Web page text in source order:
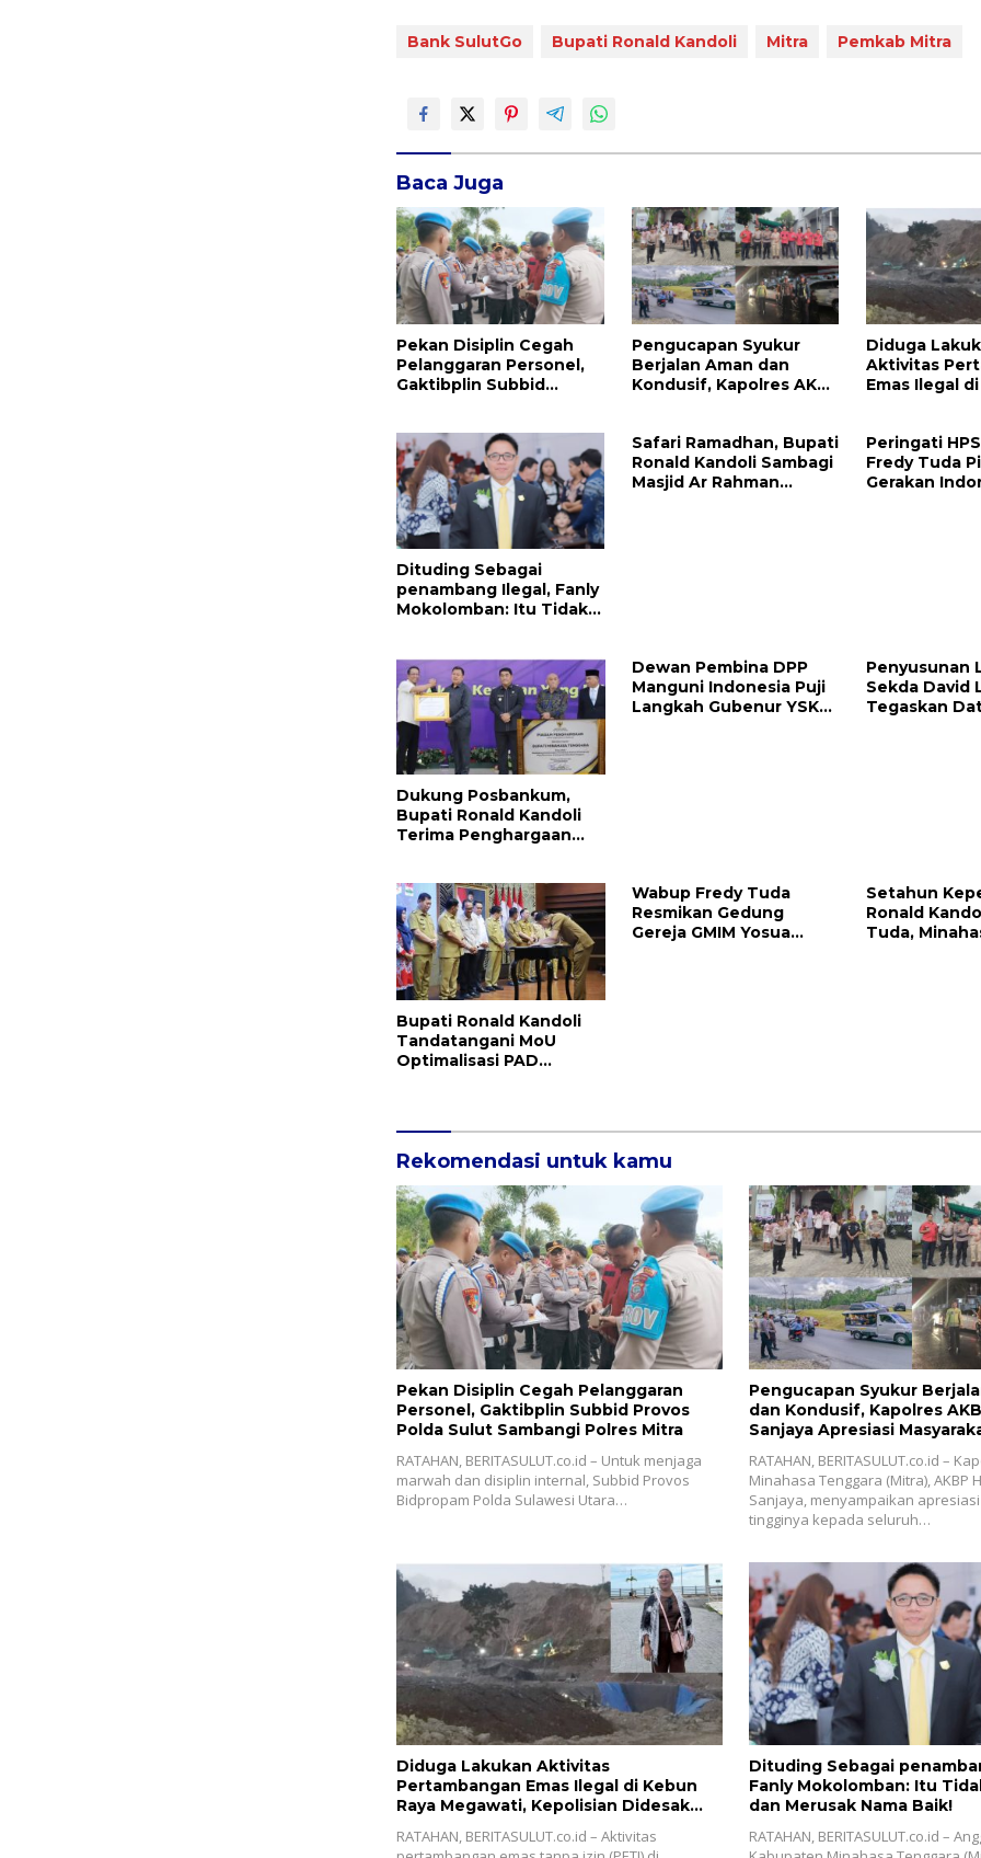
Bank SulutGo Bupati Ronald Kandoli Mitra Pemkab Mitra
Baca Juga
Pekan Disiplin Cegah
Pelanggaran Personel,
Gaktibplin Subbid
Pengucapan Syukur
Berjalan Aman dan
Kondusif, Kapolres AKBP
Mitra
Diduga
Aktivitas
Emas Ilegal
Tangkap
Dituding Sebagai
penambang Ilegal, Fanly
Mokolomban: Itu Tidak
Safari Ramadhan, Bupati
Ronald Kandoli Sambagi
Masjid Ar Rahman
Peringati
Fredy Tuda
Gerakan
Dukung Posbankum,
Bupati Ronald Kandoli
Terima Penghargaan
Dewan Pembina DPP
Manguni Indonesia Puji
Langkah Gubenur YSK
Penyusunan
Sekda David
Tegaskan
Bupati Ronald Kandoli
Tandatangani MoU
Optimalisasi PAD
Wabup Fredy Tuda
Resmikan Gedung
Gereja GMIM Yosua
Setahun
Ronald
Tuda,
Rekomendasi untuk kamu
Pekan Disiplin Cegah Pelanggaran
Personel, Gaktibplin Subbid Provos
Polda Sulut Sambangi ‎Polres Mitra
RATAHAN, BERITASULUT.co.id – Untuk menjaga
marwah dan disiplin internal, Subbid Provos
Bidpropam Polda Sulawesi Utara…
Pengucapan Syukur
dan Kondusif, Kapolres
Sanjaya Apresiasi
‎RATAHAN, BERITASULUT.co.id –
Minahasa Tenggara (Mitra), AKBP
Sanjaya, menyampaikan
tingginya kepada seluruh…
Diduga Lakukan Aktivitas
Pertambangan Emas Ilegal di Kebun
Raya Megawati, Kepolisian Didesak
RATAHAN, BERITASULUT.co.id – Aktivitas
Dituding Sebagai
Fanly Mokolomban: Itu
dan Merusak Nama Baik!
RATAHAN, BERITASULUT.co.id –